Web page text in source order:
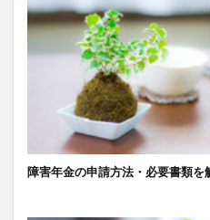
障害年金の申請方法・必要書類を